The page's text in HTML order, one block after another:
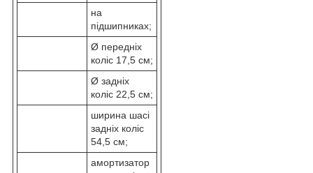
на
підшипниках;
Ø передніх
коліс 17,5 см;
Ø задніх
коліс 22,5 см;
ширина шасі
задніх коліс
54,5 см;
амортизатор